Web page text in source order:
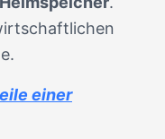
einer